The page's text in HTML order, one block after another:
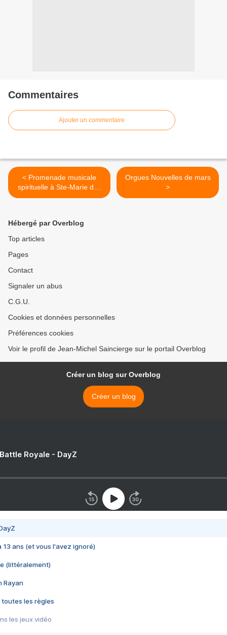
Commentaires
Ajouter un commentaire
< Promenade musicale
spirituelle à Ste-Marie des
Batignolles Paris 17e
Orgues Nouvelles de mars
>
Hébergé par Overblog
Top articles
Pages
Contact
Signaler un abus
C.G.U.
Cookies et données personnelles
Préférences cookies
Voir le profil de Jean-Michel Saincierge sur le portail Overblog
Créer un blog sur Overblog
Créer un blog
Royale - DayZ
13 ans (et vous l'avez ignoré)
(littéralement)
Rayan
toutes les règles
les jeux vidéo